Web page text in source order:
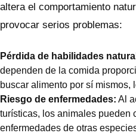
altera el comportamiento
provocar serios problemas:
Pérdida de habilidades
dependen de la comida
buscar alimento por sí mismos,
Riesgo de enfermedades: Al
turísticas, los animales pueden
enfermedades de otras